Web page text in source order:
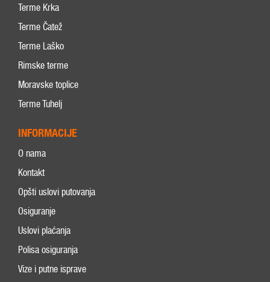
Terme Krka
Terme Čatež
Terme Laško
Rimske terme
Moravske toplice
Terme Tuhelj
INFORMACIJE
O nama
Kontakt
Opšti uslovi putovanja
Osiguranje
Uslovi plaćanja
Polisa osiguranja
Vize i putne isprave